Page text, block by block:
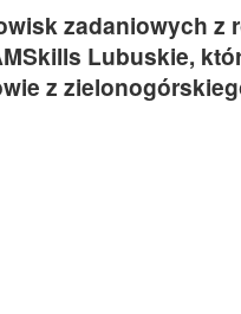
zadaniowych z
Lubuskie,
z